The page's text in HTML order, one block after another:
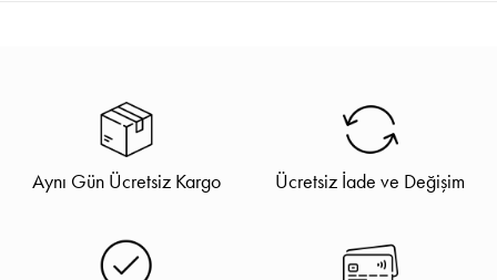
Aynı Gün Ücretsiz Kargo Ücretsiz İade ve Değişim